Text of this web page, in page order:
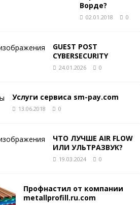
Ворде?
02.01.2018 0
GUEST POST
CYBERSECURITY
24.01.2026 0
Услуги сервиса sm-pay.com
13.06.2018 0
ЧТО ЛУЧШЕ AIR FLOW
ИЛИ УЛЬТРАЗВУК?
19.03.2024 0
Профнастил от компании
metallprofill.ru.com